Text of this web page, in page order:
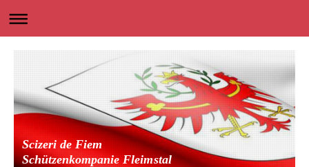
Scizeri de Fiem
Schützenkompanie Fleimstal